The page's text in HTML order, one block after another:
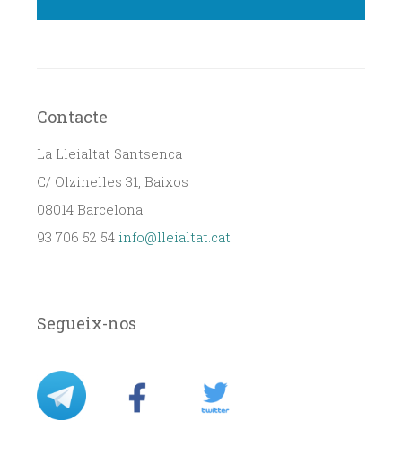
Contacte
La Lleialtat Santsenca
C/ Olzinelles 31, Baixos
08014 Barcelona
93 706 52 54 info@lleialtat.cat
Segueix-nos